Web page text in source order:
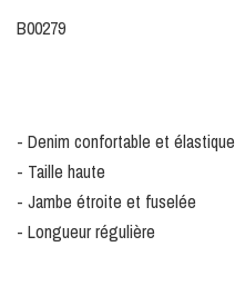
B00279
- Denim confortable et élastique
- Taille haute
- Jambe étroite et fuselée
- Longueur régulière